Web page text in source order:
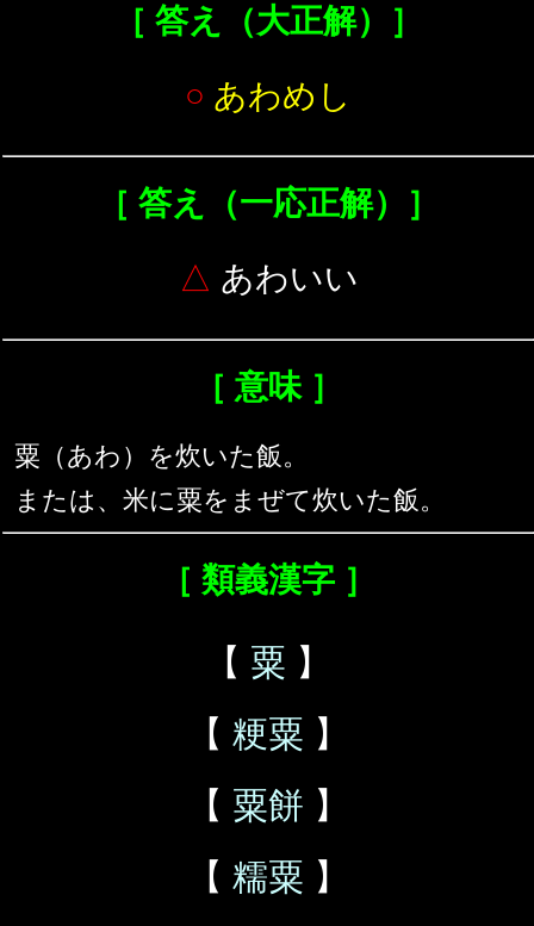
［ 答え（大正解）］
○ あわめし
［ 答え（一応正解）］
△ あわいい
［ 意味 ］
粟（あわ）を炊いた飯。
または、米に粟をまぜて炊いた飯。
［ 類義漢字 ］
【 粟 】
【 粳粟 】
【 粟餅 】
【 糯粟 】